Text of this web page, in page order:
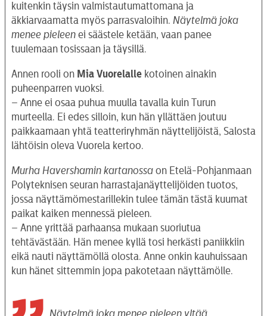
kuitenkin täysin valmistautumattomana ja
äkkiarvaamatta myös parrasvaloihin. Näytelmä joka
menee pieleen ei säästele ketään, vaan panee
tuulemaan tosissaan ja täysillä.
Annen rooli on Mia Vuorelalle kotoinen ainakin
puheenparren vuoksi.
– Anne ei osaa puhua muulla tavalla kuin Turun
murteella. Ei edes silloin, kun hän yllättäen joutuu
paikkaamaan yhtä teatteriryhmän näyttelijöistä, Salosta
lähtöisin oleva Vuorela kertoo.
Murha Havershamin kartanossa on Etelä-Pohjanmaan
Polyteknisen seuran harrastajanäyttelijöiden tuotos,
jossa näyttämömestarillekin tulee tämän tästä kuumat
paikat kaiken mennessä pieleen.
– Anne yrittää parhaansa mukaan suoriutua
tehtävästään. Hän menee kyllä tosi herkästi paniikkiin
eikä nauti näyttämöllä olosta. Anne onkin kauhuissaan
kun hänet sittemmin jopa pakotetaan näyttämölle.
Näytelmä joka menee pieleen yltää